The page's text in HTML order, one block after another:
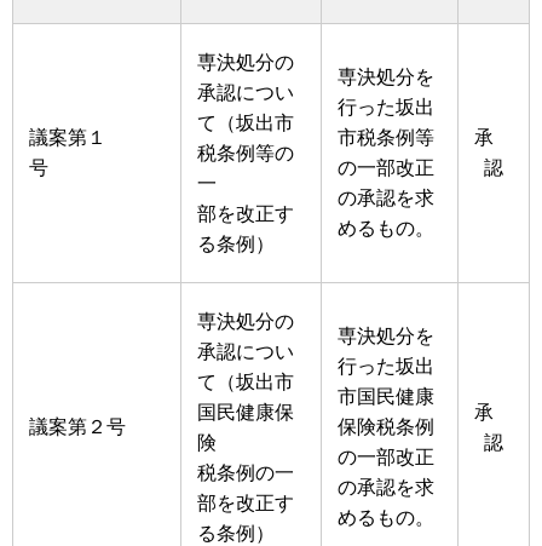
議案第１
号
専決処分の
承認につい
て（坂出市
税条例等の
一
部を改正す
る条例）
専決処分を
行った坂出
市税条例等
の一部改正
の承認を求
めるもの。
承
認
議案第２号
専決処分の
承認につい
て（坂出市
国民健康保
険
税条例の一
部を改正す
る条例）
専決処分を
行った坂出
市国民健康
保険税条例
の一部改正
の承認を求
めるもの。
承
認